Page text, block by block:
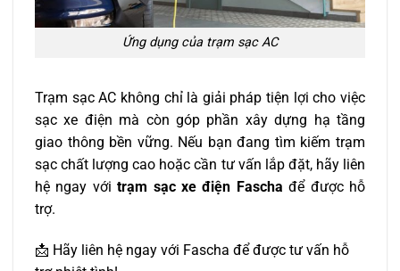
Ứng dụng của trạm sạc AC
Trạm sạc AC không chỉ là giải pháp tiện lợi cho việc
sạc xe điện mà còn góp phần xây dựng hạ tầng
giao thông bền vững. Nếu bạn đang tìm kiếm trạm
sạc chất lượng cao hoặc cần tư vấn lắp đặt, hãy liên
hệ ngay vớitrạm sạc xe điện Fascha để được hỗ
trợ.
📩 Hãy liên hệ ngay với Fascha để được tư vấn hỗ